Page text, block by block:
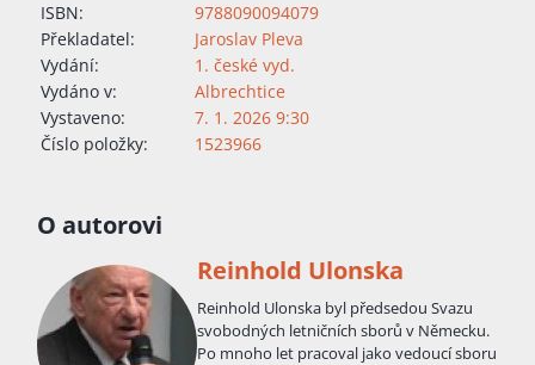
ISBN:
9788090094079
Překladatel:
Jaroslav Pleva
Vydání:
1. české vyd.
Vydáno v:
Albrechtice
Vystaveno:
7. 1. 2026 9:30
Číslo položky:
1523966
O autorovi
Reinhold Ulonska
Reinhold Ulonska byl předsedou Svazu
svobodných letničních sborů v Německu.
Po mnoho let pracoval jako vedoucí sboru